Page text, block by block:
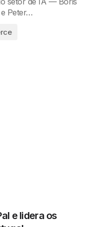
Peter…
e lidera os